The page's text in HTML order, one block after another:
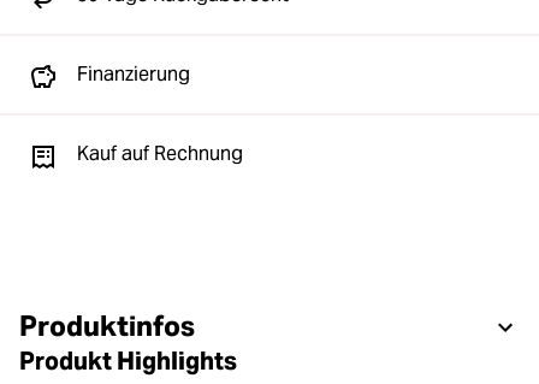
Finanzierung
Kauf auf Rechnung
Produktinfos
Produkt Highlights